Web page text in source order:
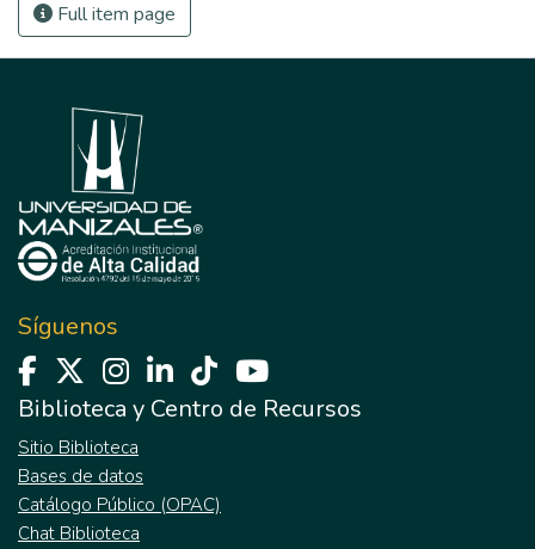
Full item page
Síguenos
Biblioteca y Centro de Recursos
Sitio Biblioteca
Bases de datos
Catálogo Público (OPAC)
Chat Biblioteca